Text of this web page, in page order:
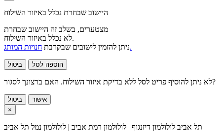
היישוב שבחרת נכלל באיזור השילוח
מצטערים, בשלב זה היישוב שבחרת
לא נכלל באיזור השילוח.
ניתן להזמין לישובים שבקרבתחנויות המותג.
ביטול הוספה לסל
לא ניתן להוסיף פריט לסל ללא בדיקת איזור השילוח. האם ברצונך לסגור?
ביטול
אישור
×
תל אביב לולולמון דיזנגוף | לולולמון רמת אביב | לולולמון נמל תל אביב